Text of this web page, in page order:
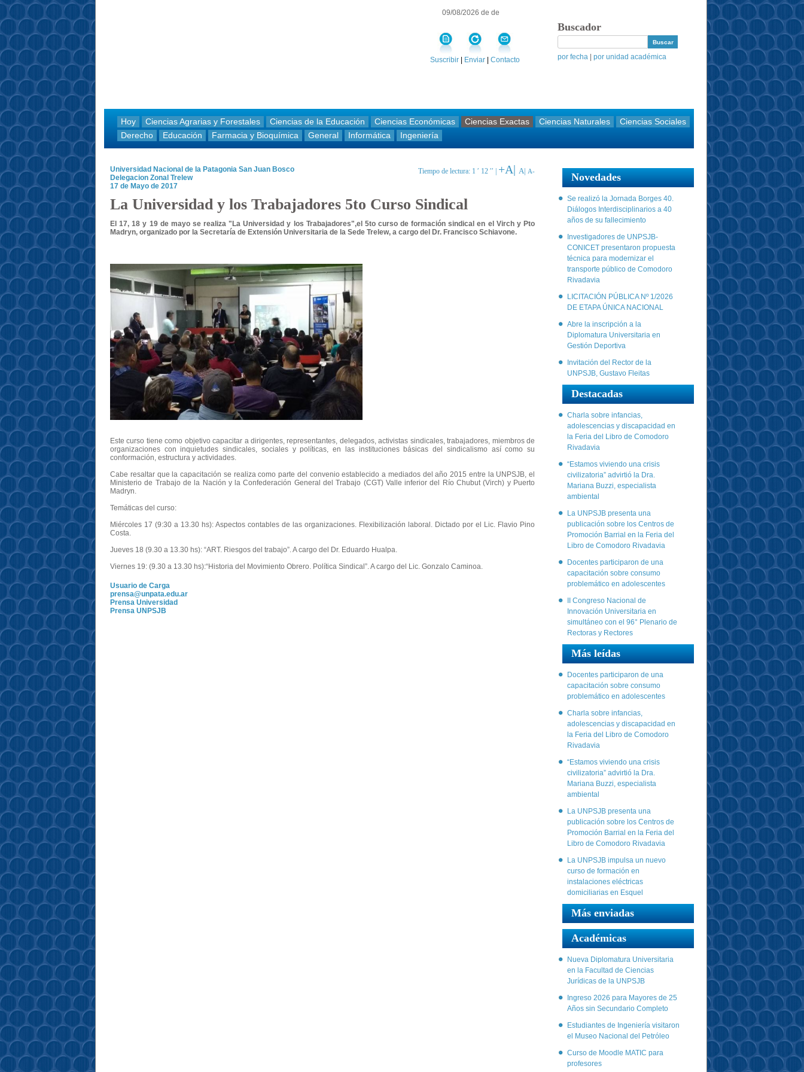
09/08/2026 de de
Suscribir Enviar Contacto
Buscador
por fecha por unidad académica
Hoy Ciencias Agrarias y Forestales Ciencias de la Educación Ciencias Económicas Ciencias Exactas Ciencias Naturales
Ciencias Sociales
Derecho
Educación Farmacia y Bioquímica General Informática Ingeniería
Tiempo de lectura: 1 ′ 12 ′′ | +A| A| A-
Universidad Nacional de la Patagonia San Juan Bosco
Delegacion Zonal Trelew
17 de Mayo de 2017
La Universidad y los Trabajadores 5to Curso Sindical
El 17, 18 y 19 de mayo se realiza "La Universidad y los Trabajadores",el 5to curso de formación sindical en el Virch y Pto
Madryn, organizado por la Secretaría de Extensión Universitaria de la Sede Trelew, a cargo del Dr. Francisco Schiavone.
Este curso tiene como objetivo capacitar a dirigentes, representantes, delegados, activistas sindicales, trabajadores, miembros de
organizaciones con inquietudes sindicales, sociales y políticas, en las instituciones básicas del sindicalismo así como su
conformación, estructura y actividades.
Cabe resaltar que la capacitación se realiza como parte del convenio establecido a mediados del año 2015 entre la UNPSJB, el
Ministerio de Trabajo de la Nación y la Confederación General del Trabajo (CGT) Valle inferior del Río Chubut (Virch) y Puerto
Madryn.
Temáticas del curso:
Miércoles 17 (9:30 a 13.30 hs): Aspectos contables de las organizaciones. Flexibilización laboral. Dictado por el Lic. Flavio Pino
Costa.
Jueves 18 (9.30 a 13.30 hs): “ART. Riesgos del trabajo”. A cargo del Dr. Eduardo Hualpa.
Viernes 19: (9.30 a 13.30 hs):“Historia del Movimiento Obrero. Política Sindical”. A cargo del Lic. Gonzalo Caminoa.
Usuario de Carga
prensa@unpata.edu.ar
Prensa Universidad
Prensa UNPSJB
Novedades
Se realizó la Jornada Borges 40.
Diálogos Interdisciplinarios a 40
años de su fallecimiento
Investigadores de UNPSJB-
CONICET presentaron propuesta
técnica para modernizar el
transporte público de Comodoro
Rivadavia
LICITACIÓN PÚBLICA Nº 1/2026
DE ETAPA ÚNICA NACIONAL
Abre la inscripción a la
Diplomatura Universitaria en
Gestión Deportiva
Invitación del Rector de la
UNPSJB, Gustavo Fleitas
Destacadas
Charla sobre infancias,
adolescencias y discapacidad en
la Feria del Libro de Comodoro
Rivadavia
“Estamos viviendo una crisis
civilizatoria” advirtió la Dra.
Mariana Buzzi, especialista
ambiental
La UNPSJB presenta una
publicación sobre los Centros de
Promoción Barrial en la Feria del
Libro de Comodoro Rivadavia
Docentes participaron de una
capacitación sobre consumo
problemático en adolescentes
II Congreso Nacional de
Innovación Universitaria en
simultáneo con el 96° Plenario de
Rectoras y Rectores
Más leídas
Docentes participaron de una
capacitación sobre consumo
problemático en adolescentes
Charla sobre infancias,
adolescencias y discapacidad en
la Feria del Libro de Comodoro
Rivadavia
“Estamos viviendo una crisis
civilizatoria” advirtió la Dra.
Mariana Buzzi, especialista
ambiental
La UNPSJB presenta una
publicación sobre los Centros de
Promoción Barrial en la Feria del
Libro de Comodoro Rivadavia
La UNPSJB impulsa un nuevo
curso de formación en
instalaciones eléctricas
domiciliarias en Esquel
Más enviadas
Académicas
Nueva Diplomatura Universitaria
en la Facultad de Ciencias
Jurídicas de la UNPSJB
Ingreso 2026 para Mayores de 25
Años sin Secundario Completo
Estudiantes de Ingeniería visitaron
el Museo Nacional del Petróleo
Curso de Moodle MATIC para
profesores